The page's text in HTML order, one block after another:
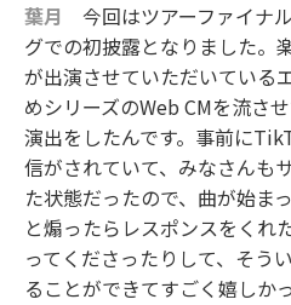
葉月
今回はツアーファイナ
グでの初披露となりました。
が出演させていただいている
めシリーズのWeb CMを流さ
演出をしたんです。事前に
信がされていて、みなさんも
た状態だったので、曲が始ま
と煽ったらレスポンスをくれ
ってくださったりして、そう
ることができてすごく嬉しか